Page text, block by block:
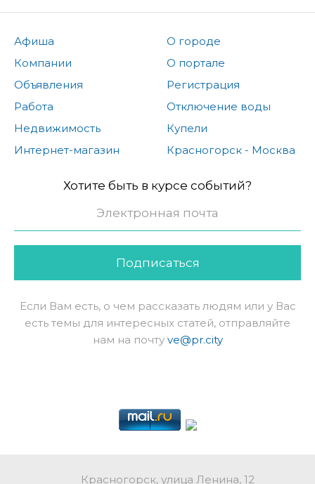
Афиша
Компании
Объявления
Работа
Недвижимость
Интернет-магазин
О городе
О портале
Регистрация
Отключение воды
Купели
Красногорск - Москва
Хотите быть в курсе событий?
Подписаться
Если Вам есть, о чем рассказать людям или у Вас
есть темы для интересных статей, отправляйте
нам на почту ve@pr.city
Красногорск, улица Ленина, 12